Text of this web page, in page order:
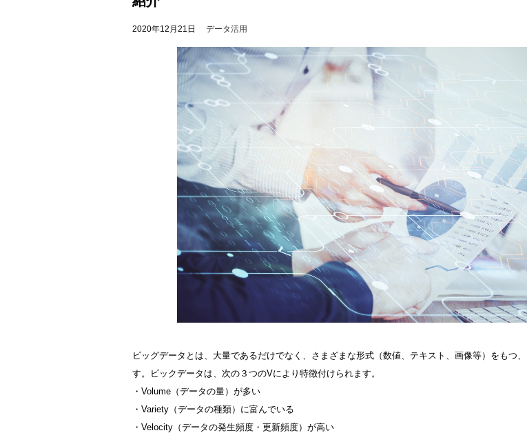
2020年12月21日 データ活用
ビッグデータとは、大量であるだけでなく、さまざまな形式（数値、テキスト、画像等）をもつ
す。ビックデータは、次の３つのVにより特徴付けられます。
・Volume（データの量）が多い
・Variety（データの種類）に富んでいる
・Velocity（データの発生頻度・更新頻度）が高い